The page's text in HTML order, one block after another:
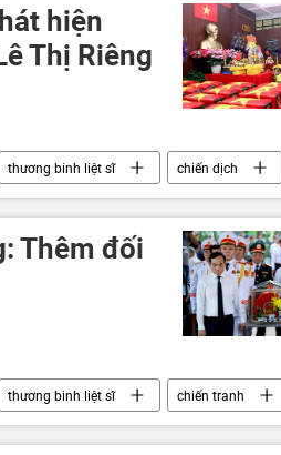
hiện
Thị Riêng
thương binh liệt sĩ
chiến dịch
Quân đội Nhân dân Việt Nam
Thêm đối
thương binh liệt sĩ
chiến tranh